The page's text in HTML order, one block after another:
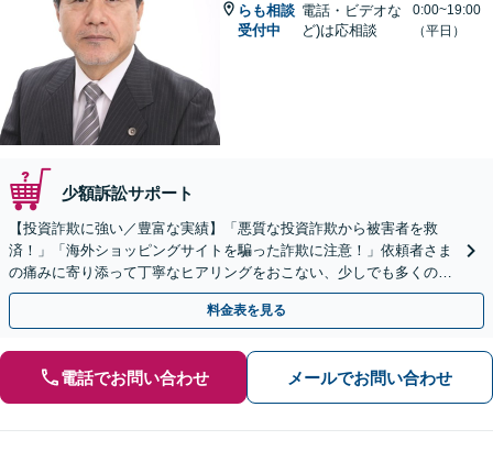
らも相談
受付中
電話・ビデオな
ど)は応相談
0:00~19:00
（平日）
少額訴訟サポート
【投資詐欺に強い／豊富な実績】「悪質な投資詐欺から被害者を救
済！」「海外ショッピングサイトを騙った詐欺に注意！」依頼者さま
の痛みに寄り添って丁寧なヒアリングをおこない、少しでも多くの返
金が得られるよう尽力します！
料金表を見る
電話でお問い合わせ メールでお問い合わせ